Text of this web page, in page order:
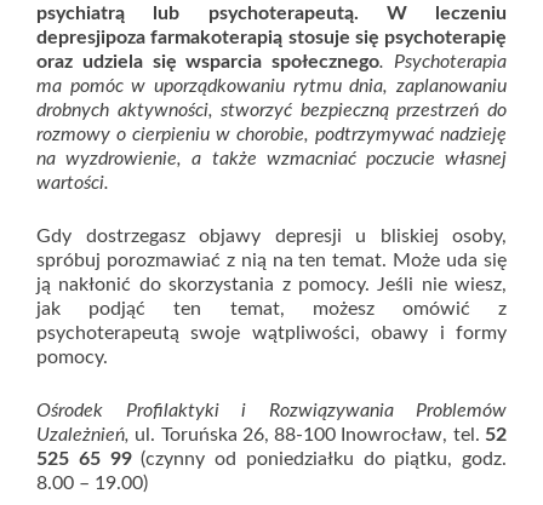
psychiatrą lub psychoterapeutą.
W leczeniu
depresjipoza farmakoterapią stosuje się psychoterapię
oraz udziela się wsparcia społecznego. Psychoterapia
ma pomóc w uporządkowaniu rytmu dnia, zaplanowaniu
drobnych aktywności, stworzyć bezpieczną przestrzeń do
rozmowy o cierpieniu w chorobie, podtrzymywać nadzieję
na wyzdrowienie, a także wzmacniać poczucie własnej
wartości.
Gdy dostrzegasz objawy depresji u bliskiej osoby,
spróbuj porozmawiać z nią na ten temat. Może uda się
ją nakłonić do skorzystania z pomocy. Jeśli nie wiesz,
jak podjąć ten temat, możesz omówić z
psychoterapeutą swoje wątpliwości, obawy i formy
pomocy.
Ośrodek Profilaktyki i Rozwiązywania Problemów
Uzależnień, ul. Toruńska 26, 88-100 Inowrocław, tel. 52
525 65 99(czynny od poniedziałku do piątku, godz.
8.00 – 19.00)